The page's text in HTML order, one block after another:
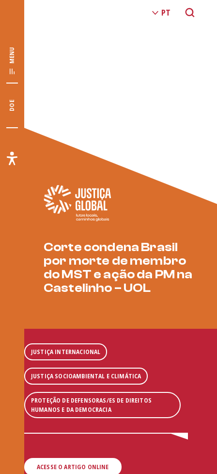
MENU
DOE
Corte condena Brasil
por morte de membro
do MST e ação da PM na
Castelinho – UOL
JUSTIÇA INTERNACIONAL
JUSTIÇA SOCIOAMBIENTAL E CLIMÁTICA
PROTEÇÃO DE DEFENSORAS/ES DE DIREITOS
HUMANOS E DA DEMOCRACIA
ACESSE O ARTIGO ONLINE